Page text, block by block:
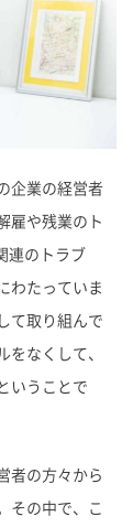
企業の経営者
雇や残業のト
連のトラブ
わたっていま
て取り組んで
なくして、
いうことで
者の方々から
その中で、こ